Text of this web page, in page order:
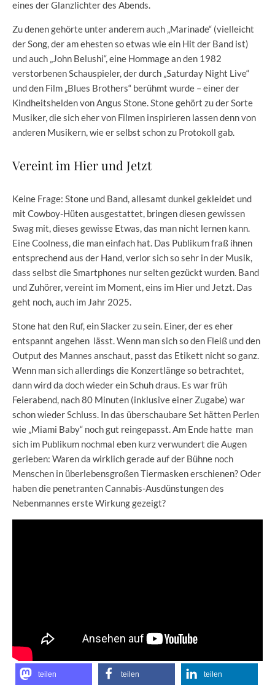
eines der Glanzlichter des Abends.
Zu denen gehörte unter anderem auch „Marinade“ (vielleicht
der Song, der am ehesten so etwas wie ein Hit der Band ist)
und auch „John Belushi“, eine Hommage an den 1982
verstorbenen Schauspieler, der durch „Saturday Night Live“
und den Film „Blues Brothers“ berühmt wurde – einer der
Kindheitshelden von Angus Stone. Stone gehört zu der Sorte
Musiker, die sich eher von Filmen inspirieren lassen denn von
anderen Musikern, wie er selbst schon zu Protokoll gab.
Vereint im Hier und Jetzt
Keine Frage: Stone und Band, allesamt dunkel gekleidet und
mit Cowboy-Hüten ausgestattet, bringen diesen gewissen
Swag mit, dieses gewisse Etwas, das man nicht lernen kann.
Eine Coolness, die man einfach hat. Das Publikum fraß ihnen
entsprechend aus der Hand, verlor sich so sehr in der Musik,
dass selbst die Smartphones nur selten gezückt wurden. Band
und Zuhörer, vereint im Moment, eins im Hier und Jetzt. Das
geht noch, auch im Jahr 2025.
Stone hat den Ruf, ein Slacker zu sein. Einer, der es eher
entspannt angehen lässt. Wenn man sich so den Fleiß und den
Output des Mannes anschaut, passt das Etikett nicht so ganz.
Wenn man sich allerdings die Konzertlänge so betrachtet,
dann wird da doch wieder ein Schuh draus. Es war früh
Feierabend, nach 80 Minuten (inklusive einer Zugabe) war
schon wieder Schluss. In das überschaubare Set hätten Perlen
wie „Miami Baby“ noch gut reingepasst. Am Ende hatte man
sich im Publikum nochmal eben kurz verwundert die Augen
gerieben: Waren da wirklich gerade auf der Bühne noch
Menschen in überlebensgroßen Tiermasken erschienen? Oder
haben die penetranten Cannabis-Ausdünstungen des
Nebenmannes erste Wirkung gezeigt?
teilen teilen teilen